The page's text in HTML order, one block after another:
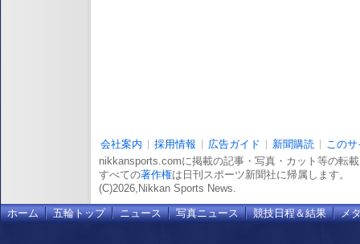
会社案内 採用情報 広告ガイド 新聞購読
この
nikkansports.comに掲載の記事・写真・カット等の転
すべての著作権は日刊スポーツ新聞社に帰属します。
(C)2026,Nikkan Sports News.
ホーム 五輪トップ ニュース 写真ニュース 競技日程＆結果 メ